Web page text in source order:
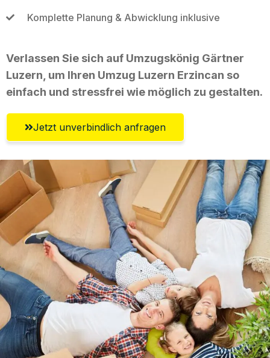
Komplette Planung & Abwicklung inklusive
Verlassen Sie sich auf Umzugskönig Gärtner
Luzern, um Ihren Umzug Luzern Erzincan so
einfach und stressfrei wie möglich zu gestalten.
Jetzt unverbindlich anfragen